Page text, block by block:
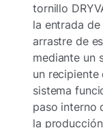
tornillo
la entrada
arrastre de
mediante un
un recipiente
sistema
paso interno
la